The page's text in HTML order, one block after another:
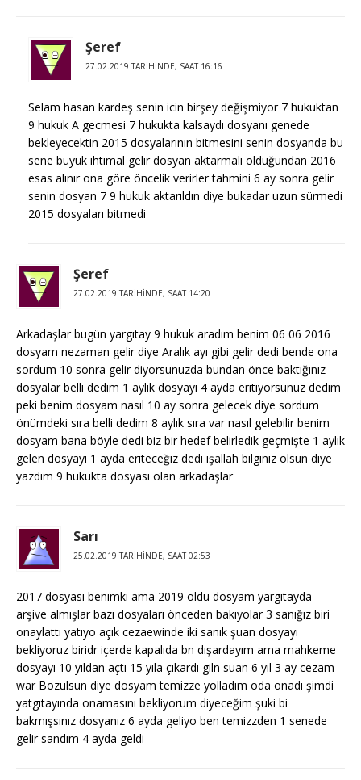
Şeref
27.02.2019 TARIHINDE, SAAT 16:16
Selam hasan kardeş senin icin birşey değişmiyor 7 hukuktan
9 hukuk A gecmesi 7 hukukta kalsaydı dosyanı genede
bekleyecektin 2015 dosyalarının bitmesini senin dosyanda bu
sene büyük ihtimal gelir dosyan aktarmalı olduğundan 2016
esas alınır ona göre öncelik verirler tahmini 6 ay sonra gelir
senin dosyan 7 9 hukuk aktarıldın diye bukadar uzun sürmedi
2015 dosyaları bitmedi
Şeref
27.02.2019 TARIHINDE, SAAT 14:20
Arkadaşlar bugün yargıtay 9 hukuk aradım benim 06 06 2016
dosyam nezaman gelir diye Aralık ayı gibi gelir dedi bende ona
sordum 10 sonra gelir diyorsunuzda bundan önce baktığınız
dosyalar belli dedim 1 aylık dosyayı 4 ayda eritiyorsunuz dedim
peki benim dosyam nasıl 10 ay sonra gelecek diye sordum
önümdeki sıra belli dedim 8 aylık sıra var nasıl gelebilir benim
dosyam bana böyle dedi biz bir hedef belirledik geçmişte 1 aylık
gelen dosyayı 1 ayda eriteceğiz dedi işallah bilginiz olsun diye
yazdım 9 hukukta dosyası olan arkadaşlar
Sarı
25.02.2019 TARIHINDE, SAAT 02:53
2017 dosyası benimki ama 2019 oldu dosyam yargıtayda
arşive almışlar bazı dosyaları önceden bakıyolar 3 sanığız biri
onaylattı yatıyo açık cezaewinde iki sanık şuan dosyayı
bekliyoruz biridr içerde kapalıda bn dışardayım ama mahkeme
dosyayı 10 yıldan açtı 15 yıla çıkardı giln suan 6 yıl 3 ay cezam
war Bozulsun diye dosyam temizze yolladım oda onadı şimdi
yatgıtayında onamasını bekliyorum diyeceğim şuki bi
bakmışsınız dosyanız 6 ayda geliyo ben temizzden 1 senede
gelir sandım 4 ayda geldi